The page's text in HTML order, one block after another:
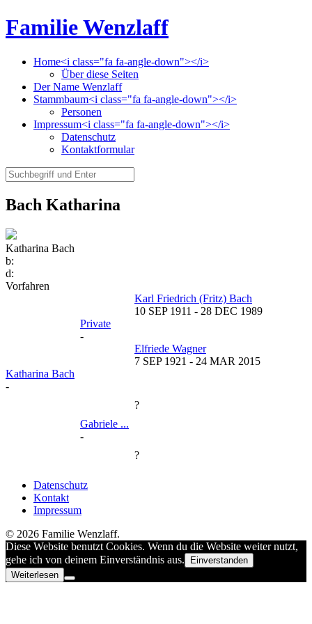
Familie Wenzlaff
Home<i class="fa fa-angle-down"></i>
Über diese Seiten
Der Name Wenzlaff
Stammbaum<i class="fa fa-angle-down"></i>
Personen
Impressum<i class="fa fa-angle-down"></i>
Datenschutz
Kontaktformular
Bach Katharina
Katharina Bach
b:
d:
Vorfahren
Karl Friedrich (Fritz) Bach
10 SEP 1911 - 28 DEC 1989
Private
-
Elfriede Wagner
7 SEP 1921 - 24 MAR 2015
Katharina Bach
-
?
Gabriele ...
-
?
Datenschutz
Kontakt
Impressum
© 2026 Familie Wenzlaff.
Diese Website benutzt Cookies. Wenn du die Website weiter nutzt,
gehe ich von deinem Einverständnis aus.
Einverstanden
Weiterlesen